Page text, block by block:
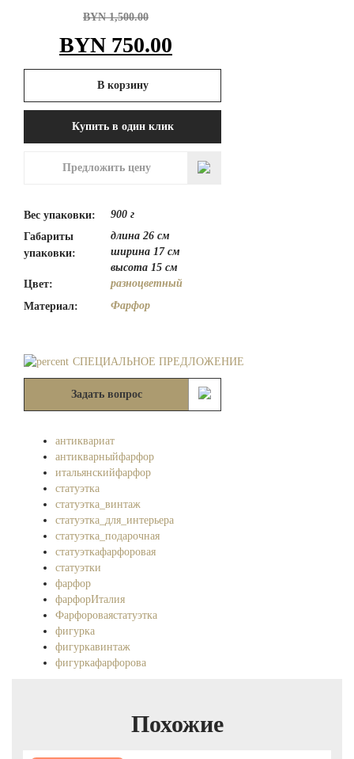
BYN1,500.00
Первоначальная
цена
составляла
BYN 1,500.00.
BYN 750.00
цена:
BYN 750.00.
В корзину
Купить в один клик
Предложить цену
Вес упаковки:
900 г
Габариты
упаковки:
длина 26 см
ширина 17 см
высота 15 см
Цвет:
разноцветный
Материал:
Фарфор
СПЕЦИАЛЬНОЕ ПРЕДЛОЖЕНИЕ
Задать вопрос
антиквариат
антикварныйфарфор
итальянскийфарфор
статуэтка
статуэтка_винтаж
статуэтка_для_интерьера
статуэтка_подарочная
статуэткафарфоровая
статуэтки
фарфор
фарфорИталия
Фарфороваястатуэтка
фигурка
фигуркавинтаж
фигуркафарфорова
Похожие